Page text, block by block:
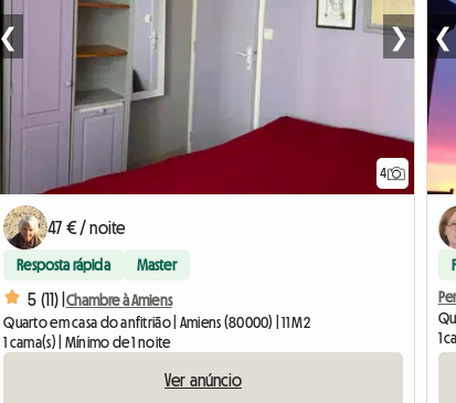
4
❮ ❯
47 € / noite
Resposta rápida Master
5 (11) | Chambre à Amiens
Quarto em casa do anfitrião | Amiens (80000) | 11 M2
1 cama(s) | Mínimo de 1 noite
Ver anúncio
❮
1